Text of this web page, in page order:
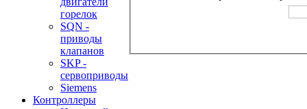
горелок
SQN -
приводы
клапанов
SKP -
сервоприводы
Siemens
Контроллеры